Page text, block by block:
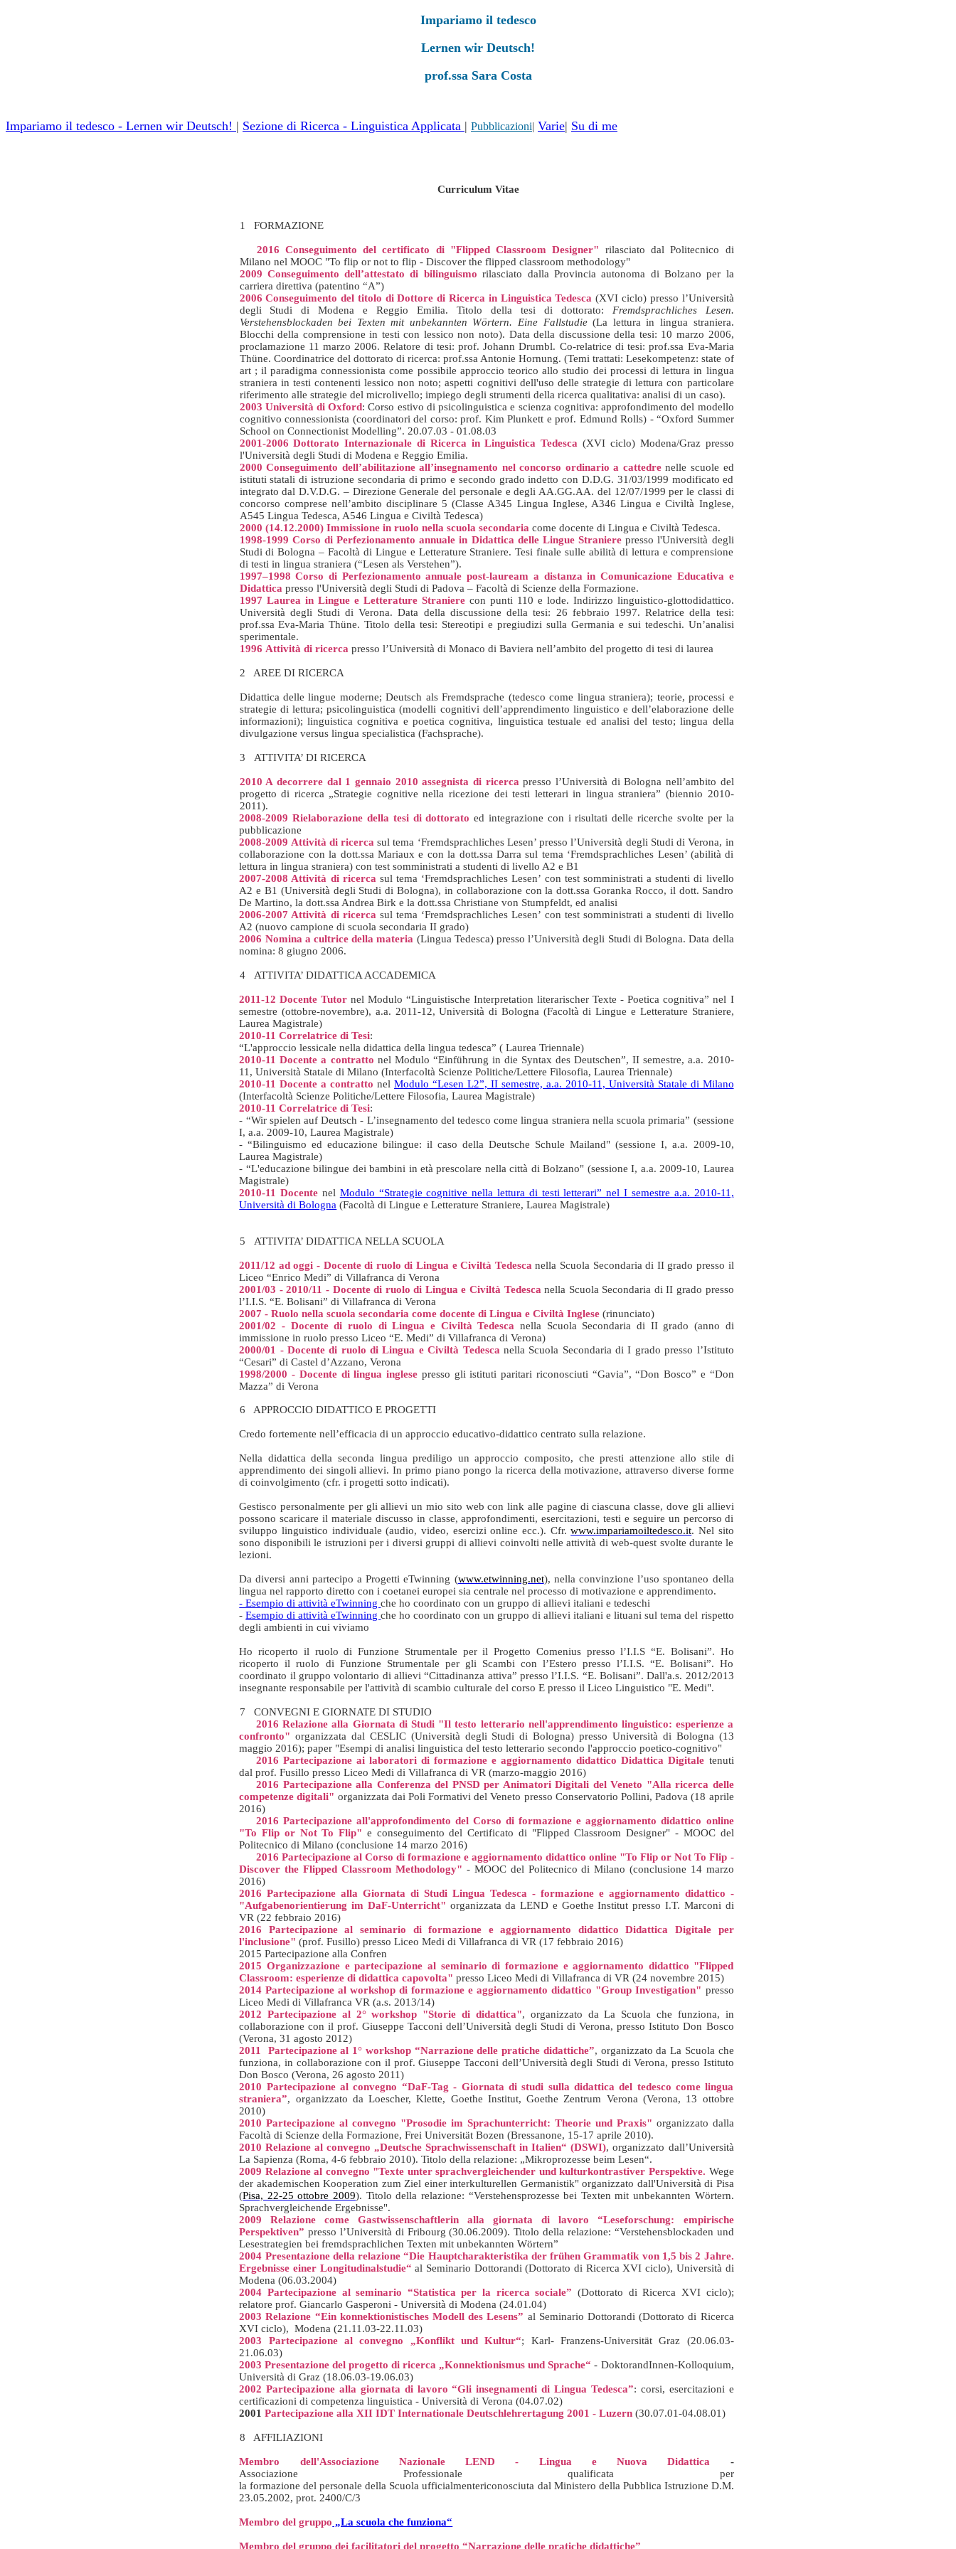
Impariamo il tedesco
Lernen wir Deutsch!
prof.ssa Sara Costa
Impariamo il tedesco - Lernen wir Deutsch! | Sezione di Ricerca - Linguistica Applicata | Pubblicazioni| Varie| Su di me
Curriculum Vitae
1 FORMAZIONE
2016 Conseguimento del certificato di "Flipped Classroom Designer" rilasciato dal Politecnico di
Milano nel MOOC "To flip or not to flip - Discover the flipped classroom methodology"
2009 Conseguimento dell’attestato di bilinguismo rilasciato dalla Provincia autonoma di Bolzano per la
carriera direttiva (patentino “A”)
2006 Conseguimento del titolo di Dottore di Ricerca in Linguistica Tedesca(XVI ciclo) presso l’Università
degli Studi di Modena e Reggio Emilia. Titolo della tesi di dottorato: Fremdsprachliches Lesen.
Verstehensblockaden bei Texten mit unbekannten Wörtern. Eine Fallstudie(La lettura in lingua straniera.
Blocchi della comprensione in testi con lessico non noto). Data della discussione della tesi: 10 marzo 2006,
proclamazione 11 marzo 2006. Relatore di tesi: prof. Johann Drumbl. Co-relatrice di tesi: prof.ssa Eva-Maria
Thüne. Coordinatrice del dottorato di ricerca: prof.ssa Antonie Hornung. (Temi trattati: Lesekompetenz: state of
art ; il paradigma connessionista come possibile approccio teorico allo studio dei processi di lettura in lingua
straniera in testi contenenti lessico non noto; aspetti cognitivi dell'uso delle strategie di lettura con particolare
riferimento alle strategie del microlivello; impiego degli strumenti della ricerca qualitativa: analisi di un caso).
2003 Università di Oxford: Corso estivo di psicolinguistica e scienza cognitiva: approfondimento del modello
cognitivo connessionista (coordinatori del corso: prof. Kim Plunkett e prof. Edmund Rolls) - “Oxford Summer
School on Connectionist Modelling”. 20.07.03 - 01.08.03
2001-2006 Dottorato Internazionale di Ricerca in Linguistica Tedesca (XVI ciclo) Modena/Graz presso
l'Università degli Studi di Modena e Reggio Emilia.
2000 Conseguimento dell’abilitazione all’insegnamento nel concorso ordinario a cattedrenelle scuole ed
istituti statali di istruzione secondaria di primo e secondo grado indetto con D.D.G. 31/03/1999 modificato ed
integrato dal D.V.D.G. – Direzione Generale del personale e degli AA.GG.AA. del 12/07/1999 per le classi di
concorso comprese nell’ambito disciplinare 5 (Classe A345 Lingua Inglese, A346 Lingua e Civiltà Inglese,
A545 Lingua Tedesca, A546 Lingua e Civiltà Tedesca)
2000 (14.12.2000) Immissione in ruolo nella scuola secondaria come docente di Lingua e Civiltà Tedesca.
1998-1999 Corso di Perfezionamento annuale in Didattica delle Lingue Straniere presso l'Università degli
Studi di Bologna – Facoltà di Lingue e Letterature Straniere. Tesi finale sulle abilità di lettura e comprensione
di testi in lingua straniera (“Lesen als Verstehen”).
1997–1998Corso di Perfezionamento annuale post-lauream a distanza in Comunicazione Educativa e
Didattica presso l'Università degli Studi di Padova – Facoltà di Scienze della Formazione.
1997 Laurea in Lingue e Letterature Straniere con punti 110 e lode. Indirizzo linguistico-glottodidattico.
Università degli Studi di Verona. Data della discussione della tesi: 26 febbraio 1997. Relatrice della tesi:
prof.ssa Eva-Maria Thüne. Titolo della tesi: Stereotipi e pregiudizi sulla Germania e sui tedeschi. Un’analisi
sperimentale.
1996 Attività di ricerca presso l’Università di Monaco di Baviera nell’ambito del progetto di tesi di laurea
2 AREE DI RICERCA
Didattica delle lingue moderne; Deutsch als Fremdsprache (tedesco come lingua straniera); teorie, processi e
strategie di lettura; psicolinguistica (modelli cognitivi dell’apprendimento linguistico e dell’elaborazione delle
informazioni); linguistica cognitiva e poetica cognitiva, linguistica testuale ed analisi del testo; lingua della
divulgazione versus lingua specialistica (Fachsprache).
3 ATTIVITA’ DI RICERCA
2010 A decorrere dal 1 gennaio 2010 assegnista di ricerca presso l’Università di Bologna nell’ambito del
progetto di ricerca „Strategie cognitive nella ricezione dei testi letterari in lingua straniera” (biennio 2010-
2011).
2008-2009 Rielaborazione della tesi di dottorato ed integrazione con i risultati delle ricerche svolte per la
pubblicazione
2008-2009 Attività di ricercasul tema ‘Fremdsprachliches Lesen’ presso l’Università degli Studi di Verona, in
collaborazione con la dott.ssa Mariaux e con la dott.ssa Darra sul tema ‘Fremdsprachliches Lesen’ (abilità di
lettura in lingua straniera) con test somministrati a studenti di livello A2 e B1
2007-2008 Attività di ricerca sul tema ‘Fremdsprachliches Lesen’ con test somministrati a studenti di livello
A2 e B1 (Università degli Studi di Bologna), in collaborazione con la dott.ssa Goranka Rocco, il dott. Sandro
De Martino, la dott.ssa Andrea Birk e la dott.ssa Christiane von Stumpfeldt, ed analisi
2006-2007 Attività di ricerca sul tema ‘Fremdsprachliches Lesen’ con test somministrati a studenti di livello
A2 (nuovo campione di scuola secondaria II grado)
2006 Nomina a cultrice della materia (Lingua Tedesca) presso l’Università degli Studi di Bologna. Data della
nomina: 8 giugno 2006.
4 ATTIVITA’ DIDATTICA ACCADEMICA
2011-12 Docente Tutor nel Modulo “Linguistische Interpretation literarischer Texte - Poetica cognitiva” nel I
semestre (ottobre-novembre), a.a. 2011-12, Università di Bologna (Facoltà di Lingue e Letterature Straniere,
Laurea Magistrale)
2010-11 Correlatrice di Tesi:
“L'approccio lessicale nella didattica della lingua tedesca” ( Laurea Triennale)
2010-11 Docente a contratto nel Modulo “Einführung in die Syntax des Deutschen”, II semestre, a.a. 2010-
11, Università Statale di Milano (Interfacoltà Scienze Politiche/Lettere Filosofia, Laurea Triennale)
2010-11 Docente a contratto nelModulo “Lesen L2”, II semestre, a.a. 2010-11, Università Statale di Milano
(Interfacoltà Scienze Politiche/Lettere Filosofia, Laurea Magistrale)
2010-11 Correlatrice di Tesi:
- “Wir spielen auf Deutsch - L’insegnamento del tedesco come lingua straniera nella scuola primaria” (sessione
I, a.a. 2009-10, Laurea Magistrale)
- “Bilinguismo ed educazione bilingue: il caso della Deutsche Schule Mailand" (sessione I, a.a. 2009-10,
Laurea Magistrale)
- “L'educazione bilingue dei bambini in età prescolare nella città di Bolzano" (sessione I, a.a. 2009-10, Laurea
Magistrale)
2010-11 Docente nel Modulo “Strategie cognitive nella lettura di testi letterari” nel I semestre a.a. 2010-11,
Università di Bologna (Facoltà di Lingue e Letterature Straniere, Laurea Magistrale)
5 ATTIVITA’ DIDATTICA NELLA SCUOLA
2011/12 ad oggi - Docente di ruolo di Lingua e Civiltà Tedesca nella Scuola Secondaria di II grado presso il
Liceo “Enrico Medi” di Villafranca di Verona
2001/03 - 2010/11 - Docente di ruolo di Lingua e Civiltà Tedescanella Scuola Secondaria di II grado presso
l’I.I.S. “E. Bolisani” di Villafranca di Verona
2007 - Ruolo nella scuola secondaria come docente di Lingua e Civiltà Inglese(rinunciato)
2001/02 - Docente di ruolo di Lingua e Civiltà Tedesca nella Scuola Secondaria di II grado (anno di
immissione in ruolo presso Liceo “E. Medi” di Villafranca di Verona)
2000/01 - Docente di ruolo di Lingua e Civiltà Tedesca nella Scuola Secondaria di I grado presso l’Istituto
“Cesari” di Castel d’Azzano, Verona
1998/2000 - Docente di lingua inglese presso gli istituti paritari riconosciuti “Gavia”, “Don Bosco” e “Don
Mazza” di Verona
6 APPROCCIO DIDATTICO E PROGETTI
Credo fortemente nell’efficacia di un approccio educativo-didattico centrato sulla relazione.
Nella didattica della seconda lingua prediligo un approccio composito, che presti attenzione allo stile di
apprendimento dei singoli allievi. In primo piano pongo la ricerca della motivazione, attraverso diverse forme
di coinvolgimento (cfr. i progetti sotto indicati).
Gestisco personalmente per gli allievi un mio sito web con link alle pagine di ciascuna classe, dove gli allievi
possono scaricare il materiale discusso in classe, approfondimenti, esercitazioni, testi e seguire un percorso di
sviluppo linguistico individuale (audio, video, esercizi online ecc.). Cfr.www.impariamoiltedesco.it. Nel sito
sono disponibili le istruzioni per i diversi gruppi di allievi coinvolti nelle attività di web-quest svolte durante le
lezioni.
Da diversi anni partecipo a Progetti eTwinning (www.etwinning.net), nella convinzione l’uso spontaneo della
lingua nel rapporto diretto con i coetanei europei sia centrale nel processo di motivazione e apprendimento.
- Esempio di attività eTwinningche ho coordinato con un gruppo di allievi italiani e tedeschi
-Esempio di attività eTwinningche ho coordinato con un gruppo di allievi italiani e lituani sul tema del rispetto
degli ambienti in cui viviamo
Ho ricoperto il ruolo di Funzione Strumentale per il Progetto Comenius presso l’I.I.S “E. Bolisani”. Ho
ricoperto il ruolo di Funzione Strumentale per gli Scambi con l’Estero presso l’I.I.S. “E. Bolisani”. Ho
coordinato il gruppo volontario di allievi “Cittadinanza attiva” presso l’I.I.S. “E. Bolisani”. Dall'a.s. 2012/2013
insegnante responsabile per l'attività di scambio culturale del corso E presso il Liceo Linguistico "E. Medi".
7 CONVEGNI E GIORNATE DI STUDIO
2016 Relazione alla Giornata di Studi "Il testo letterario nell'apprendimento linguistico: esperienze a
confronto" organizzata dal CESLIC (Università degli Studi di Bologna) presso Università di Bologna (13
maggio 2016); paper "Esempi di analisi linguistica del testo letterario secondo l'approccio poetico-cognitivo"
2016 Partecipazione ai laboratori di formazione e aggiornamento didattico Didattica Digitale tenuti
dal prof. Fusillo presso Liceo Medi di Villafranca di VR (marzo-maggio 2016)
2016 Partecipazione alla Conferenza del PNSD per Animatori Digitali del Veneto "Alla ricerca delle
competenze digitali" organizzata dai Poli Formativi del Veneto presso Conservatorio Pollini, Padova (18 aprile
2016)
2016 Partecipazione all'approfondimento del Corso di formazione e aggiornamento didattico online
"To Flip or Not To Flip" e conseguimento del Certificato di "Flipped Classroom Designer" - MOOC del
Politecnico di Milano (conclusione 14 marzo 2016)
2016 Partecipazione al Corso di formazione e aggiornamento didattico online "To Flip or Not To Flip -
Discover the Flipped Classroom Methodology" - MOOC del Politecnico di Milano (conclusione 14 marzo
2016)
2016 Partecipazione alla Giornata di Studi Lingua Tedesca - formazione e aggiornamento didattico -
"Aufgabenorientierung im DaF-Unterricht" organizzata da LEND e Goethe Institut presso I.T. Marconi di
VR (22 febbraio 2016)
2016 Partecipazione al seminario di formazione e aggiornamento didattico Didattica Digitale per
l'inclusione" (prof. Fusillo) presso Liceo Medi di Villafranca di VR (17 febbraio 2016)
2015 Partecipazione alla Confren
2015 Organizzazione e partecipazione al seminario di formazione e aggiornamento didattico "Flipped
Classroom: esperienze di didattica capovolta"presso Liceo Medi di Villafranca di VR (24 novembre 2015)
2014 Partecipazione al workshop di formazione e aggiornamento didattico "Group Investigation" presso
Liceo Medi di Villafranca VR (a.s. 2013/14)
2012 Partecipazione al 2° workshop "Storie di didattica", organizzato da La Scuola che funziona, in
collaborazione con il prof. Giuseppe Tacconidell’Università degli Studi di Verona, presso Istituto Don Bosco
(Verona, 31 agosto 2012)
2011 Partecipazione al 1° workshop “Narrazione delle pratiche didattiche”, organizzato da La Scuola che
funziona, in collaborazione con il prof. Giuseppe Tacconi dell’Università degli Studi di Verona, presso Istituto
Don Bosco (Verona, 26 agosto 2011)
2010 Partecipazione al convegno “DaF-Tag - Giornata di studi sulla didattica del tedesco come lingua
straniera”, organizzato da Loescher, Klette, Goethe Institut, Goethe Zentrum Verona (Verona, 13 ottobre
2010)
2010 Partecipazione al convegno "Prosodie im Sprachunterricht: Theorie und Praxis" organizzato dalla
Facoltà di Scienze della Formazione, Frei Universität Bozen (Bressanone, 15-17 aprile 2010).
2010 Relazione al convegno „Deutsche Sprachwissenschaft in Italien“ (DSWI), organizzato dall’Università
La Sapienza (Roma, 4-6 febbraio 2010). Titolo della relazione: „Mikroprozesse beim Lesen“.
2009 Relazione al convegno "Texte unter sprachvergleichender und kulturkontrastiver Perspektive. Wege
der akademischen Kooperation zum Ziel einer interkulturellen Germanistik" organizzato dall'Università di Pisa
(Pisa, 22-25 ottobre 2009). Titolo della relazione: “Verstehensprozesse bei Texten mit unbekannten Wörtern.
Sprachvergleichende Ergebnisse".
2009 Relazione come Gastwissenschaftlerin alla giornata di lavoro “Leseforschung: empirische
Perspektiven”presso l’Università di Fribourg (30.06.2009). Titolo della relazione: “Verstehensblockaden und
Lesestrategien bei fremdsprachlichen Texten mit unbekannten Wörtern”
2004 Presentazione della relazione “Die Hauptcharakteristika der frühen Grammatik von 1,5 bis 2 Jahre.
Ergebnisse einer Longitudinalstudie“al Seminario Dottorandi (Dottorato di Ricerca XVI ciclo), Università di
Modena (06.03.2004)
2004 Partecipazione al seminario “Statistica per la ricerca sociale” (Dottorato di Ricerca XVI ciclo);
relatore prof. Giancarlo Gasperoni - Università di Modena (24.01.04)
2003 Relazione “Ein konnektionistisches Modell des Lesens” al Seminario Dottorandi (Dottorato di Ricerca
XVI ciclo), Modena (21.11.03-22.11.03)
2003 Partecipazione al convegno „Konflikt und Kultur“; Karl- Franzens-Universität Graz (20.06.03-
21.06.03)
2003 Presentazione del progetto di ricerca „Konnektionismus und Sprache“ - DoktorandInnen-Kolloquium,
Università di Graz (18.06.03-19.06.03)
2002 Partecipazione alla giornata di lavoro “Gli insegnamenti di Lingua Tedesca”: corsi, esercitazioni e
certificazioni di competenza linguistica - Università di Verona (04.07.02)
2001Partecipazione alla XII IDT Internationale Deutschlehrertagung 2001 - Luzern (30.07.01-04.08.01)
8 AFFILIAZIONI
Membro dell'Associazione Nazionale LEND - Lingua e Nuova Didattica -
Associazione
Professionale qualificata per
laformazione delpersonale della Scuola ufficialmentericonosciuta dal Ministero della Pubblica Istruzione D.M.
23.05.2002,prot. 2400/C/3
Membro del gruppo „La scuola che funziona“
Membro del gruppo dei facilitatori del progetto “Narrazione delle pratiche didattiche”